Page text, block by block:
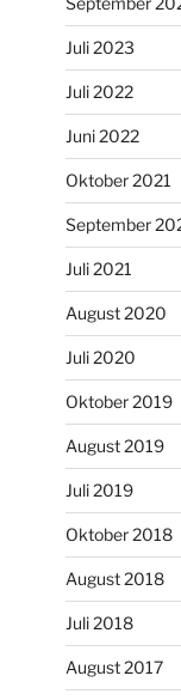
Juli 2023
Juli 2022
Juni 2022
Oktober 2021
September
Juli 2021
August 2020
Juli 2020
Oktober 2019
August 2019
Juli 2019
Oktober 2018
August 2018
Juli 2018
August 2017